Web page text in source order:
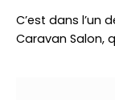
C’est dans l’un
Caravan Salon,